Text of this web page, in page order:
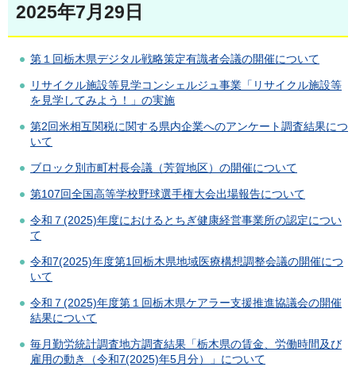
2025年7月29日
第１回栃木県デジタル戦略策定有識者会議の開催について
リサイクル施設等見学コンシェルジュ事業「リサイクル施設等
を見学してみよう！」の実施
第2回米相互関税に関する県内企業へのアンケート調査結果につ
いて
ブロック別市町村長会議（芳賀地区）の開催について
第107回全国高等学校野球選手権大会出場報告について
令和７(2025)年度におけるとちぎ健康経営事業所の認定につい
て
令和7(2025)年度第1回栃木県地域医療構想調整会議の開催につ
いて
令和７(2025)年度第１回栃木県ケアラー支援推進協議会の開催
結果について
毎月勤労統計調査地方調査結果「栃木県の賃金、労働時間及び
雇用の動き（令和7(2025)年5月分）」について